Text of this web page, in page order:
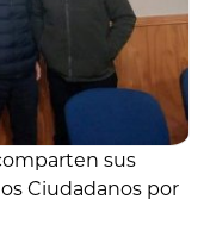
sus
Ciudadanos por